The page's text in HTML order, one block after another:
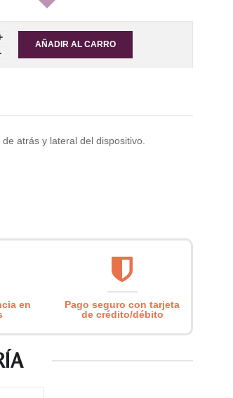
atrás y lateral del dispositivo.
en
Pago seguro con tarjeta
de crédito/débito